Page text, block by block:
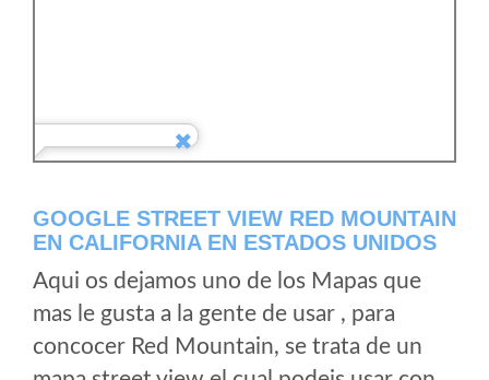
GOOGLE STREET VIEW RED MOUNTAIN
EN CALIFORNIA EN ESTADOS UNIDOS
Aqui os dejamos uno de los Mapas que
mas le gusta a la gente de usar , para
concocer Red Mountain, se trata de un